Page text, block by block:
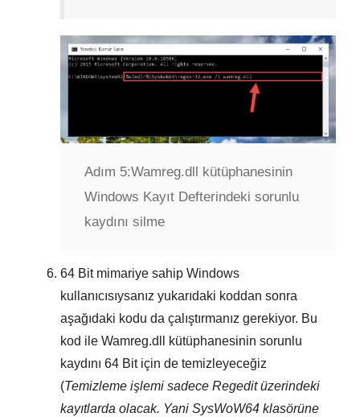
Adım 5:Wamreg.dll kütüphanesinin
Windows Kayıt Defterindeki sorunlu
kaydını silme
64 Bitmimariye sahip Windows
kullanıcısıysanız yukarıdaki koddan sonra
aşağıdaki kodu da çalıştırmanız gerekiyor. Bu
kod ile Wamreg.dll
kütüphanesinin sorunlu
kaydını 64 Bitiçin de temizleyeceğiz
(Temizleme işlemi sadece Regeditüzerindeki
kayıtlarda olacak. Yani SysWoW64 klasörüne